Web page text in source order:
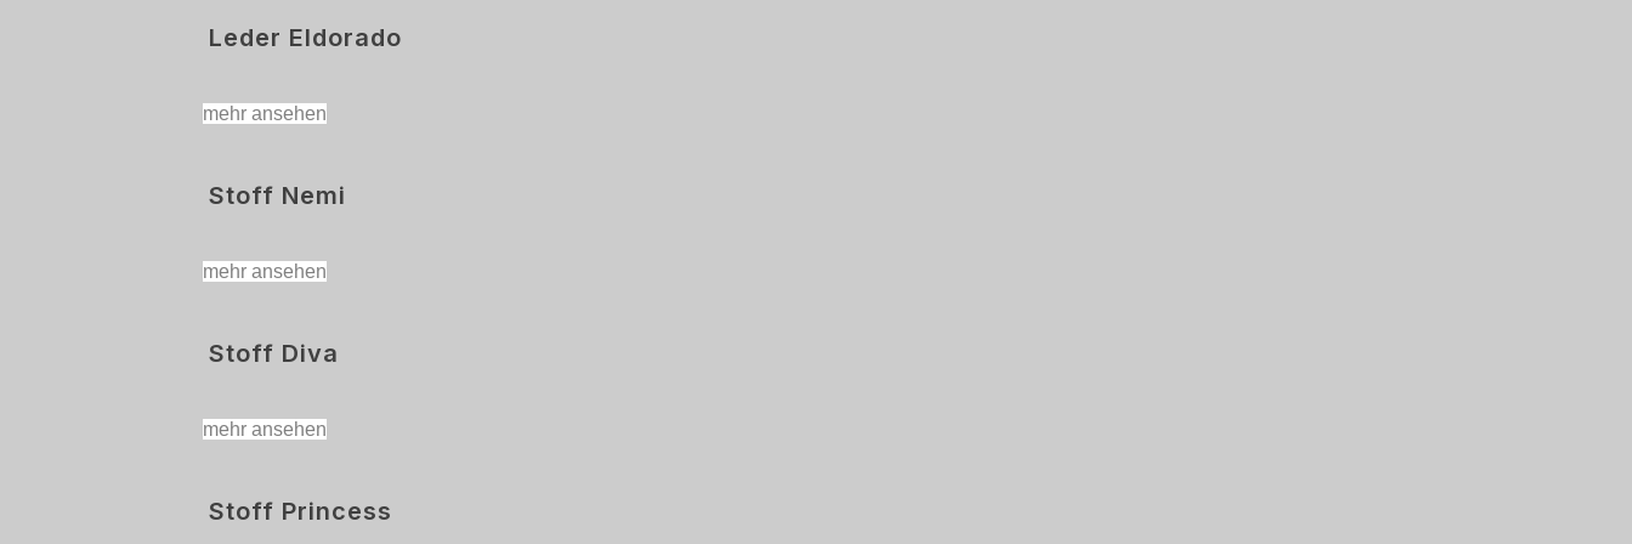
Leder Eldorado
mehr ansehen
Stoff Nemi
mehr ansehen
Stoff Diva
mehr ansehen
Stoff Princess